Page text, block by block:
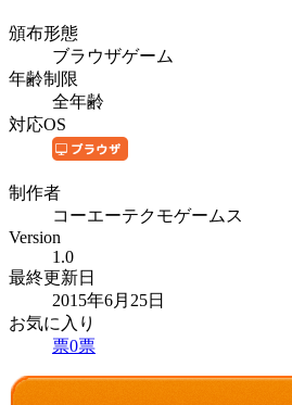
頒布形態
ブラウザゲーム
年齢制限
全年齢
対応OS
制作者
コーエーテクモゲームス
Version
1.0
最終更新日
2015年6月25日
お気に入り
票0票